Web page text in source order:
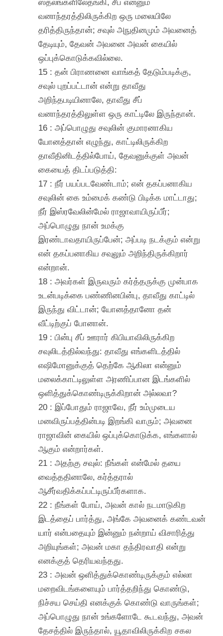
வனாந்தரத்திலிருக்கிற ஒரு மலையிலே
தரித்திருந்தான்; சவுல் அநுதினமும் அவனைத்
தேடியும், தேவன் அவனை அவன் கையில்
ஒப்புக்கொடுக்கவில்லை.
15 : தன் பிராணனை வாங்கத் தேடும்படிக்கு,
சவுல் புறப்பட்டான் என்று தாவீது
அறிந்தபடியினாலே, தாவீது சீப்
வனாந்தரத்திலுள்ள ஒரு காட்டிலே இருந்தான்.
16 : அப்பொழுது சவுலின் குமாரனாகிய
யோனத்தான் எழுந்து, காட்டிலிருக்கிற
தாவீதினிடத்தில்போய், தேவனுக்குள் அவன்
கையைத் திடப்படுத்தி:
17 : நீர் பயப்படவேண்டாம்; என் தகப்பனாகிய
சவுலின் கை உம்மைக் கண்டு பிடிக்க மாட்டாது;
நீர் இஸ்ரவேலின்மேல் ராஜாவாயிருப்பீர்;
அப்பொழுது நான் உமக்கு
இரண்டாவதாயிருப்பேன்; அப்படி நடக்கும் என்று
என் தகப்பனாகிய சவுலும் அறிந்திருக்கிறார்
என்றான்.
18 : அவர்கள் இருவரும் கர்த்தருக்கு முன்பாக
உடன்படிக்கை பண்ணினபின்பு, தாவீது காட்டில்
இருந்து விட்டான்; யோனத்தானோ தன்
வீட்டிற்குப் போனான்.
19 : பின்பு சீப் ஊரார் கிபியாவிலிருக்கிற
சவுலிடத்தில்வந்து: தாவீது எங்களிடத்தில்
எஷிமோனுக்குத் தெற்கே ஆகிலா என்னும்
மலைக்காட்டிலுள்ள அரணிப்பான இடங்களில்
ஒளித்துக்கொண்டிருக்கிறான் அல்லவா?
20 : இப்போதும் ராஜாவே, நீர் உம்முடைய
மனவிருப்பத்தின்படி இறங்கி வாரும்; அவனை
ராஜாவின் கையில் ஒப்புக்கொடுக்க, எங்களால்
ஆகும் என்றார்கள்.
21 : அதற்கு சவுல்: நீங்கள் என்மேல் தயை
வைத்ததினாலே, கர்த்தரால்
ஆசீர்வதிக்கப்பட்டிருப்பீர்களாக.
22 : நீங்கள் போய், அவன் கால் நடமாடுகிற
இடத்தைப் பார்த்து, அங்கே அவனைக் கண்டவன்
யார் என்பதையும் இன்னும் நன்றாய் விசாரித்து
அறியுங்கள்; அவன் மகா தந்திரவாதி என்று
எனக்குத் தெரியவந்தது.
23 : அவன் ஒளித்துக்கொண்டிருக்கும் எல்லா
மறைவிடங்களையும் பார்த்தறிந்து கொண்டு,
நிச்சய செய்தி எனக்குக் கொண்டு வாருங்கள்;
அப்பொழுது நான் உங்களோடே கூடவந்து, அவன்
தேசத்தில் இருந்தால், யூதாவிலிருக்கிற சகல